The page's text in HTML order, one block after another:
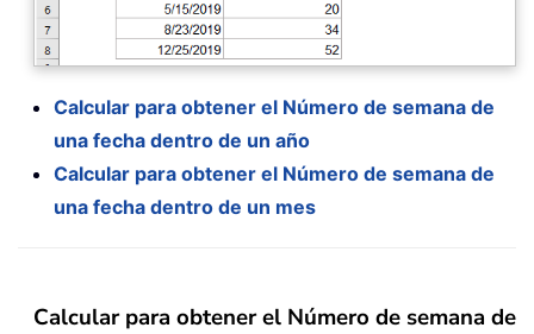
Calcular para obtener el Número de semana de
una fecha dentro de un año
Calcular para obtener el Número de semana de
una fecha dentro de un mes
Calcular para obtener el Número de semana de